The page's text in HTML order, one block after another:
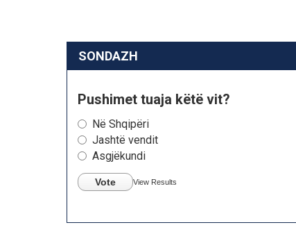
SONDAZH
Pushimet tuaja këtë vit?
Në Shqipëri
Jashtë vendit
Asgjëkundi
Vote View Results